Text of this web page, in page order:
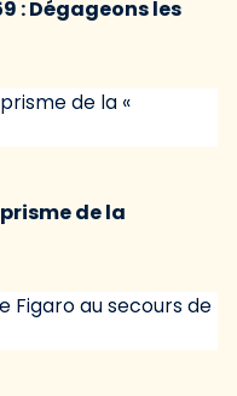
: Dégageons les
de la